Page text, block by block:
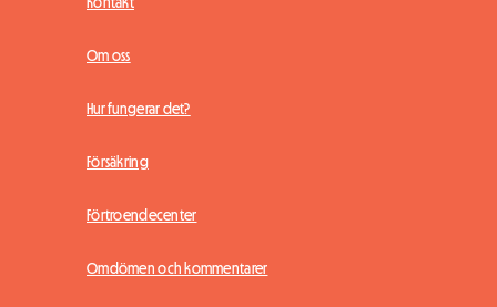
Om oss
Hur fungerar det?
Försäkring
Förtroendecenter
Omdömen och kommentarer